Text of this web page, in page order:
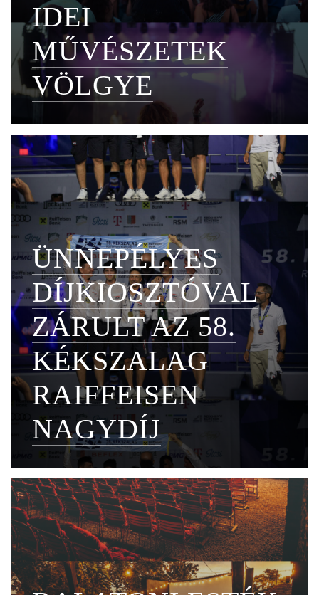
IDEI
MŰVÉSZETEK
VÖLGYE
ÜNNEPÉLYES
DÍJKIOSZTÓVAL
ZÁRULT AZ 58.
KÉKSZALAG
RAIFFEISEN
NAGYDÍJ